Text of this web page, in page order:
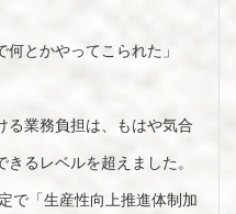
何とかやってこられた」
る業務負担は、もはや気合
るレベルを超えました。
で「生産性向上推進体制加